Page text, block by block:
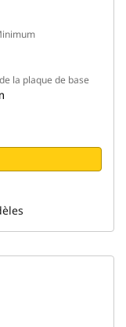
la plaque de base